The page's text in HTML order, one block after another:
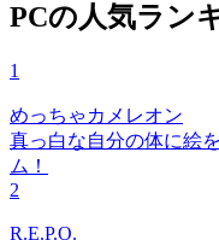
PCの人気ラン
1
めっちゃカメレオン
真っ白な自分の体に絵
ム！
2
R.E.P.O.